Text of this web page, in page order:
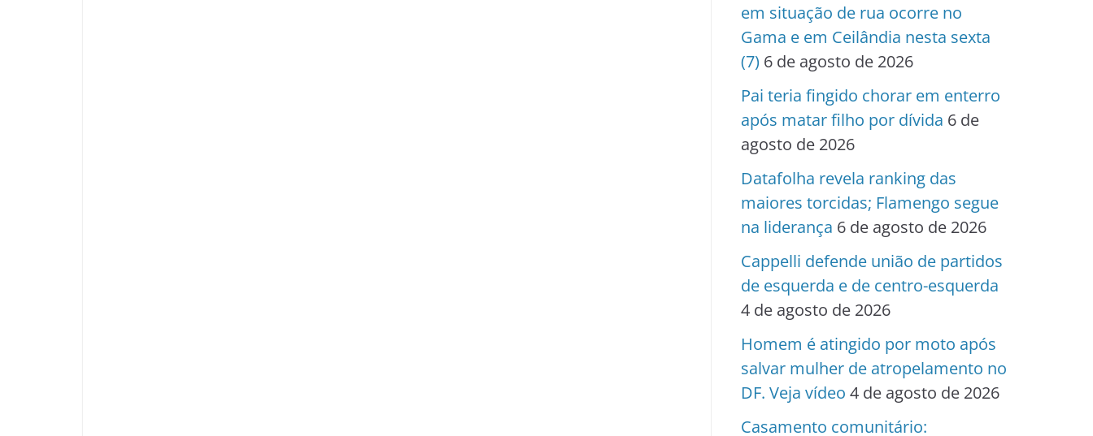
em situação de rua ocorre no
Gama e em Ceilândia nesta sexta
(7) 6 de agosto de 2026
Pai teria fingido chorar em enterro
após matar filho por dívida 6 de
agosto de 2026
Datafolha revela ranking das
maiores torcidas; Flamengo segue
na liderança 6 de agosto de 2026
Cappelli defende união de partidos
de esquerda e de centro-esquerda
4 de agosto de 2026
Homem é atingido por moto após
salvar mulher de atropelamento no
DF. Veja vídeo 4 de agosto de 2026
Casamento comunitário: